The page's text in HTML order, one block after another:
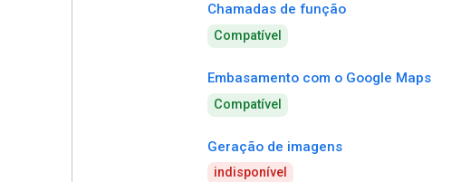
Chamadas de função
Compatível
Embasamento com o Google Maps
Compatível
Geração de imagens
indisponível